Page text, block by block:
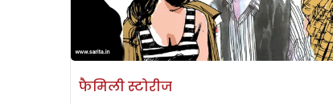
फैमिली स्टोरीज